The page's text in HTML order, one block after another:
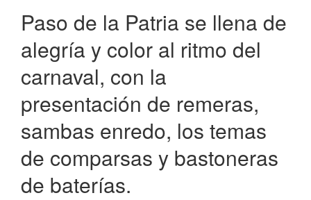
de
semana
inolvidable
Paso de la Patria se llena de
alegría y color al ritmo del
carnaval, con la
presentación de remeras,
sambas enredo, los temas
de comparsas y bastoneras
de baterías.